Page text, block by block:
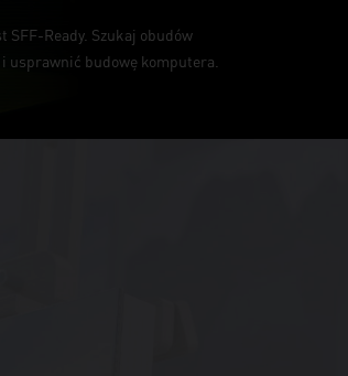
Ready. Szukaj obudów
usprawnić budowę komputera.